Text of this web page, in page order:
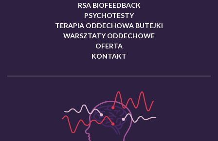
RSA BIOFEEDBACK
PSYCHOTESTY
TERAPIA ODDECHOWA BUTEJKI
WARSZTATY ODDECHOWE
OFERTA
KONTAKT